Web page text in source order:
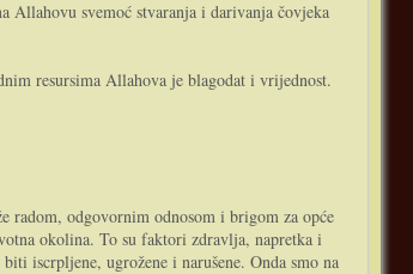
Allahovu svemoć stvaranja i darivanja čovjeka
resursima Allahova je blagodat i vrijednost.
radom, odgovornim odnosom i brigom za opće
okolina. To su faktori zdravlja, napretka i
iscrpljene, ugrožene i narušene. Onda smo na